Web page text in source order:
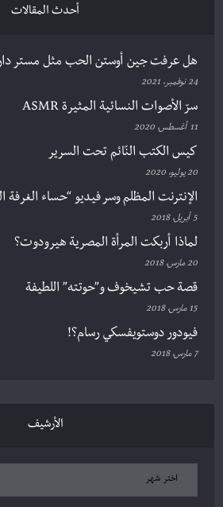
أحدث المقالات
هل عرفت جين أوستن الحب مثل مستر
24 نوفمبر، 2021
سرّ الأصوات النسائية المثيرة ASMR
11 أغسطس، 2020
كيس الكتب النّائم تحت السرير
20 يوليو، 2020
الإنترنت المظلم وسر فيديو “حساء الغرفة
5 أبريل، 2018
لماذا أربكت المرأة المصرية هيرودوت؟
20 مارس، 2018
قصة حب تشيخوف و”حوتته” اللطيفة
15 مارس، 2018
فيودور دوستويفسكي رسام؟!
7 مارس، 2018
الأرشيف